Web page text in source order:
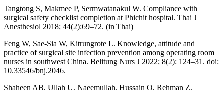
Tangtong S, Makmee P, Sermwatanakul W. Compliance with
surgical safety checklist completion at Phichit hospital. Thai J
Anesthesiol 2018; 44(2):69–72. (in Thai)
Feng W, Sae-Sia W, Kitrungrote L. Knowledge, attitude and
practice of surgical site infection prevention among operating room
nurses in southwest China. Belitung Nurs J 2022; 8(2): 124–31. doi:
10.33546/bnj.2046.
Shaheen AB, Ullah U, Naeemullah, Hussain O, Rehman Z,